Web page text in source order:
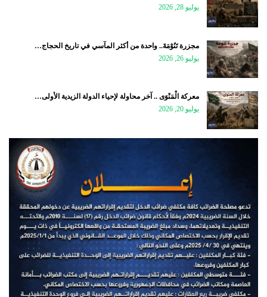
يوليو 28, 2026
مجزرة تَنُوْمَةَ.. واحدة من أكثر المآسي في تاريخ الحجاج…
يوليو 26, 2026
معركة الْمَنْوَى .. آخر محاولة لإحياء الدولة الزيدية الأولى…
يوليو 20, 2026